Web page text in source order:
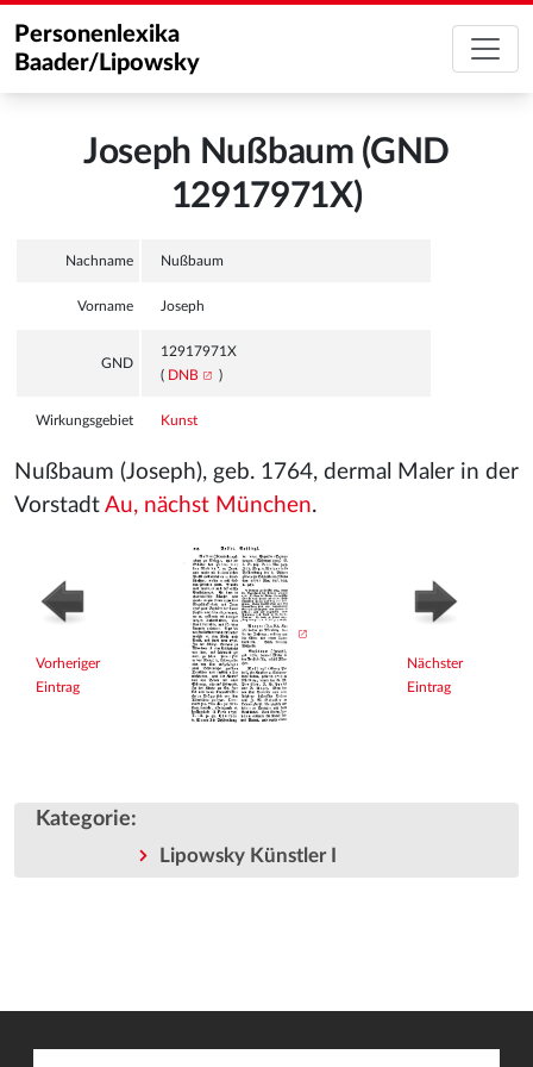
Personenlexika
Baader/Lipowsky
Joseph Nußbaum (GND
12917971X)
Nachname Nußbaum
Vorname Joseph
GND
12917971X
( DNB )
Wirkungsgebiet Kunst
Nußbaum (Joseph), geb. 1764, dermal Maler in der
Vorstadt Au, nächst München.
Vorheriger
Eintrag
Nächster
Eintrag
Kategorie:
Lipowsky Künstler I